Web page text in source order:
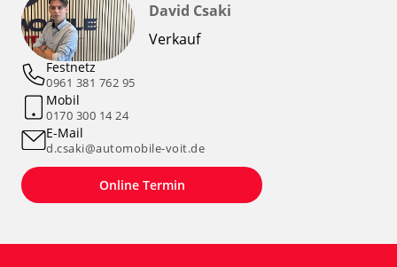
David Csaki
Verkauf
Festnetz
0961 381 762 95
Mobil
0170 300 14 24
E-Mail
d.csaki@automobile-voit.de
Online Termin